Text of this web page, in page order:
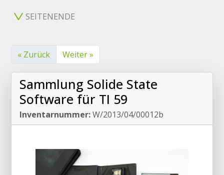
SEITENENDE
« Zurück Weiter »
Sammlung Solide State
Software für TI 59
Inventarnummer:W/2013/04/00012b